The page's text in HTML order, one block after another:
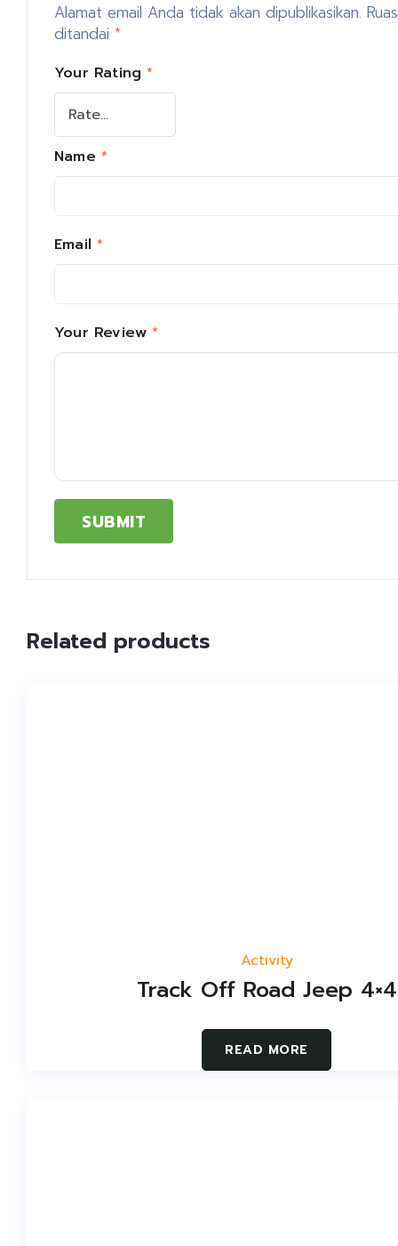
Alamat email Anda tidak akan dipublikasikan.
ditandai *
Your Rating *
Your Review *
Name *
Email *
Related products
Activity
Track Off Road Jeep 4×4
READ MORE